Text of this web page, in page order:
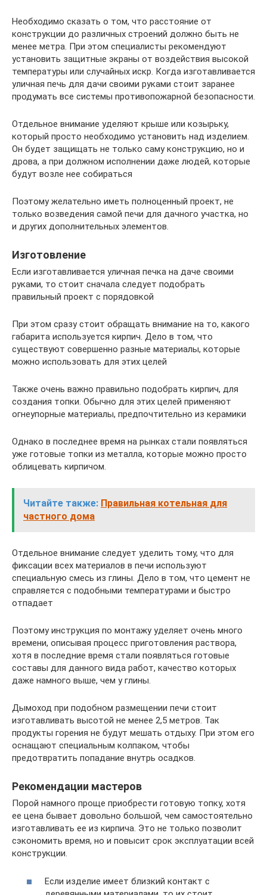
Необходимо сказать о том, что расстояние от
конструкции до различных строений должно быть не
менее метра. При этом специалисты рекомендуют
установить защитные экраны от воздействия высокой
температуры или случайных искр. Когда изготавливается
уличная печь для дачи своими руками стоит заранее
продумать все системы противопожарной безопасности.
Отдельное внимание уделяют крыше или козырьку,
который просто необходимо установить над изделием.
Он будет защищать не только саму конструкцию, но и
дрова, а при должном исполнении даже людей, которые
будут возле нее собираться
Поэтому желательно иметь полноценный проект, не
только возведения самой печи для дачного участка, но
и других дополнительных элементов.
Изготовление
Если изготавливается уличная печка на даче своими
руками, то стоит сначала следует подобрать
правильный проект с порядовкой
При этом сразу стоит обращать внимание на то, какого
габарита используется кирпич. Дело в том, что
существуют совершенно разные материалы, которые
можно использовать для этих целей
Также очень важно правильно подобрать кирпич, для
создания топки. Обычно для этих целей применяют
огнеупорные материалы, предпочтительно из керамики
Однако в последнее время на рынках стали появляться
уже готовые топки из металла, которые можно просто
облицевать кирпичом.
Читайте также: Правильная котельная для
частного дома
Отдельное внимание следует уделить тому, что для
фиксации всех материалов в печи используют
специальную смесь из глины. Дело в том, что цемент не
справляется с подобными температурами и быстро
отпадает
Поэтому инструкция по монтажу уделяет очень много
времени, описывая процесс приготовления раствора,
хотя в последние время стали появляться готовые
составы для данного вида работ, качество которых
даже намного выше, чем у глины.
Дымоход при подобном размещении печи стоит
изготавливать высотой не менее 2,5 метров. Так
продукты горения не будут мешать отдыху. При этом его
оснащают специальным колпаком, чтобы
предотвратить попадание внутрь осадков.
Рекомендации мастеров
Порой намного проще приобрести готовую топку, хотя
ее цена бывает довольно большой, чем самостоятельно
изготавливать ее из кирпича. Это не только позволит
сэкономить время, но и повысит срок эксплуатации всей
конструкции.
Если изделие имеет близкий контакт с